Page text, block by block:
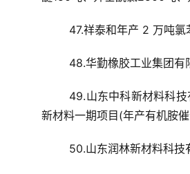
47.祥泰和年产 2 万吨
48.华勤橡胶工业集团
49.山东中科新材料科
新材料一期项目(年产有机胺
50.山东润林新材料科